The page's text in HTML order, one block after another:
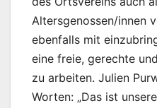
Altersgenossen/innen
ebenfalls mit
eine freie, gerechte
zu arbeiten. Julien
Worten: „Das ist